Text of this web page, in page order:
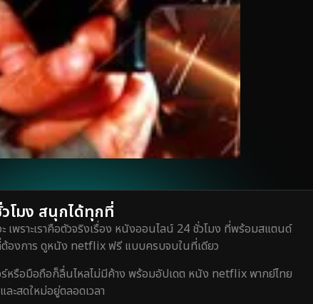
โมง สนุกได้ทุกที่
พราะเราคือตัวจริงเรื่อง หนังออนไลน์ 24 ชั่วโมง ที่พร้อมสแตนด์
องการ ดูหนัง netflix ฟรี แบบครบจบในที่เดียว
หรือมือถือก็ลื่นไหลไม่มีค้าง พร้อมอัปเดต หนัง netflix พากย์ไทย
สดใหม่อยู่ตลอดเวลา